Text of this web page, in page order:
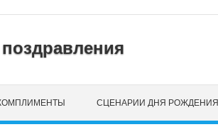
СЦЕНАРИИ ДНЯ РОЖДЕНИЯ